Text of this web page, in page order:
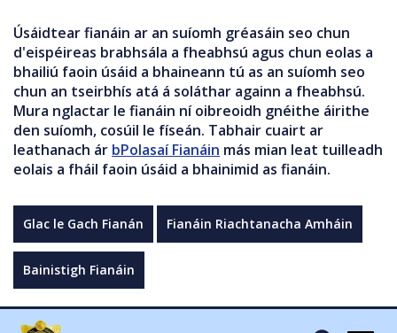
Úsáidtear fianáin ar an suíomh gréasáin seo chun
d'eispéireas brabhsála a fheabhsú agus chun eolas a
bhailiú faoin úsáid a bhaineann tú as an suíomh seo
chun an tseirbhís atá á soláthar againn a fheabhsú.
Mura nglactar le fianáin ní oibreoidh gnéithe áirithe
den suíomh, cosúil le físeán. Tabhair cuairt ar
leathanach ár bPolasaí Fianáin más mian leat tuilleadh
eolais a fháil faoin úsáid a bhainimid as fianáin.
Glac le Gach Fianán Fianáin Riachtanacha Amháin
Bainistigh Fianáin